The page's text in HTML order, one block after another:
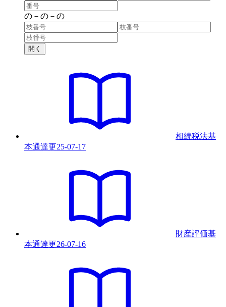
の － の － の
開く
相続税法基
本通達更25-07-17
財産評価基
本通達更26-07-16